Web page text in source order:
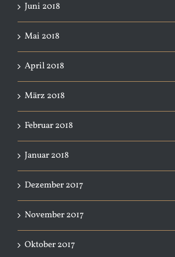
Juni 2018
Mai 2018
April 2018
März 2018
Februar 2018
Januar 2018
Dezember 2017
November 2017
Oktober 2017